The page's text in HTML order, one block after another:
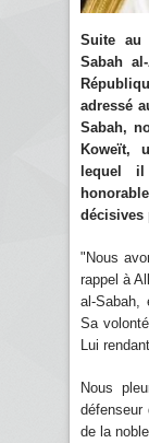
Suite au
Sabah
adressé
Sabah,
Koweït,
lequel
décisives
"Nous
rappel à
al-Sabah,
Sa
Lui
Nous
défenseur
de la